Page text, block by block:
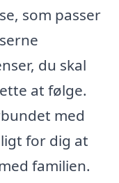
som passer
du skal
at følge.
med
for dig at
familien.